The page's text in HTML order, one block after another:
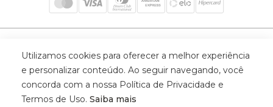
Utilizamos cookies para oferecer a melhor experiência
e personalizar conteúdo. Ao seguir navegando, você
concorda com a nossa Política de Privacidade e
Termos de Uso. Saiba mais